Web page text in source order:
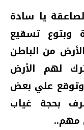
يا سادة
تسقيع
من الباطن
لهم الأرض
علي بعض
بحجة غياب
مهم..